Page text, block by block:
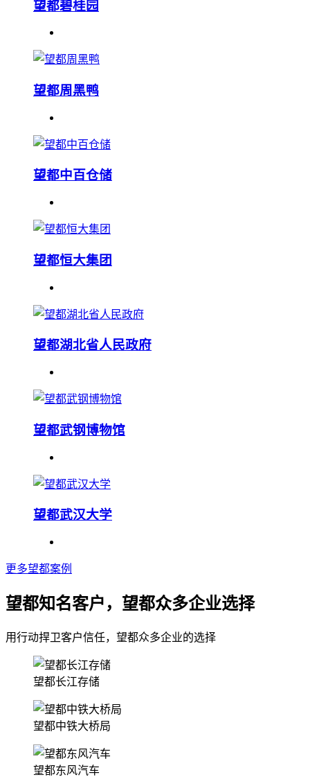
望都碧桂园
望都周黑鸭
望都中百仓储
望都恒大集团
望都湖北省人民政府
望都武钢博物馆
望都武汉大学
更多望都案例
望都知名客户，望都众多企业选择
用行动捍卫客户信任，望都众多企业的选择
望都长江存储
望都中铁大桥局
望都东风汽车